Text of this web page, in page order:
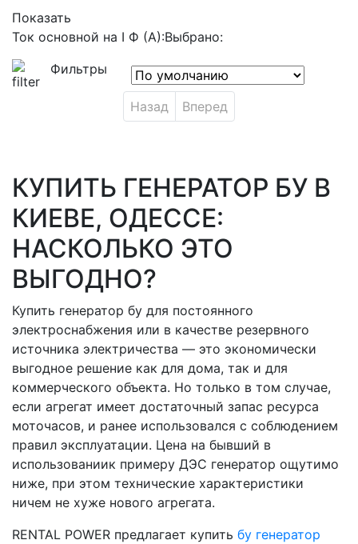
Показать
Ток основной на I Ф (А):Выбрано:
Фильтры
Назад Вперед
КУПИТЬ ГЕНЕРАТОР БУ В
КИЕВЕ, ОДЕССЕ:
НАСКОЛЬКО ЭТО
ВЫГОДНО?
Купить генератор бу для постоянного
электроснабжения или в качестве резервного
источника электричества — это экономически
выгодное решение как для дома, так и для
коммерческого объекта. Но только в том случае,
если агрегат имеет достаточный запас ресурса
моточасов, и ранее использовался с соблюдением
правил эксплуатации. Цена на бывший в
использованиик примеру ДЭС генератор ощутимо
ниже, при этом технические характеристики
ничем не хуже нового агрегата.
RENTAL POWER предлагает купить бу генератор